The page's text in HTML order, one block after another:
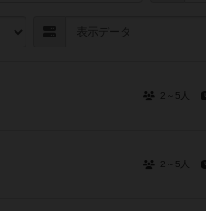
2～5人
2～5人